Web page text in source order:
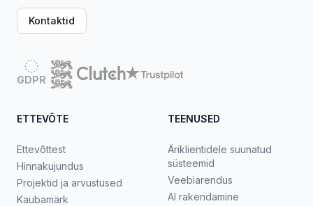
Kontaktid
GDPR
ETTEVÕTE
Ettevõttest
Hinnakujundus
Projektid ja arvustused
Kaubamärk
TEENUSED
Äriklientidele suunatud
süsteemid
Veebiarendus
AI rakendamine